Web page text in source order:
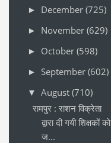
► December (725)
► November (629)
► October (598)
► September (602)
▼ August (710)
रामपुर : राशन विक्रेता
द्वारा दी गयी शिक्षकों को
ज...